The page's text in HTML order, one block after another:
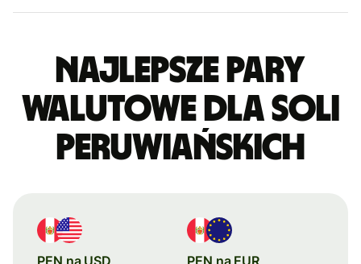
Najlepsze pary
walutowe dla soli
peruwiańskich
PEN na USD PEN na EUR